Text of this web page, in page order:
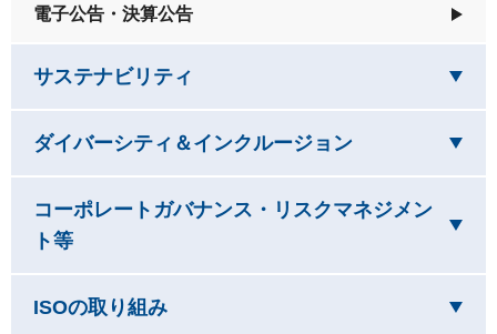
電子公告・決算公告
サステナビリティ
ダイバーシティ＆インクルージョンを閉じています
コーポレートガバナンス・リスクマネジメン
ト等を閉じています
ISOの取り組みを閉じています